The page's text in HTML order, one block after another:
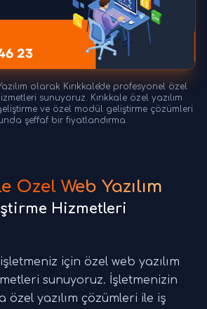
olarak Kırıkkale'de profesyonel özel
sunuyoruz. Kırıkkale özel yazılım
ve özel modül geliştirme çözümleri
şeffaf bir fiyatlandırma.
Özel Web Yazılım
Hizmetleri
için özel web yazılım
sunuyoruz. İşletmenizin
özel yazılım çözümleri ile iş